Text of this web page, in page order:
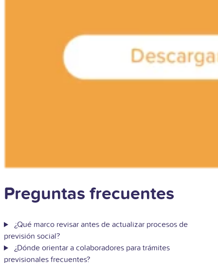
Preguntas frecuentes
¿Qué marco revisar antes de actualizar procesos de
previsión social?
¿Dónde orientar a colaboradores para trámites
previsionales frecuentes?